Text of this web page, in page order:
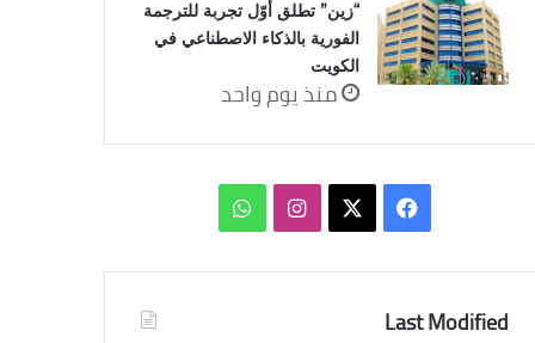
“زين” تطلق أوّل تجربة للترجمة
الفورية بالذكاء الاصطناعي في
الكويت
منذ يوم واحد
فيسبوك انستقرامواتساب
Last Modified